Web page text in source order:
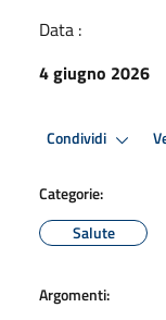
Data :
4 giugno 2026
Condividi
Categorie:
Salute
Argomenti: